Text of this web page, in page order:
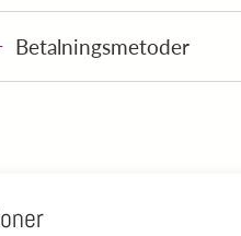
Betalningsmetoder